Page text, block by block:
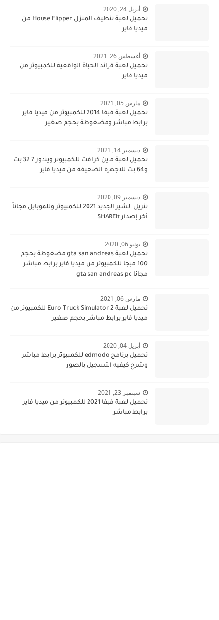
أبريل 24, 2020
تحميل لعبة تنظيف المنزل House Flipper من
ميديا فاير
أغسطس 26, 2021
تحميل لعبة قراند الحياة الواقعية للكمبيوتر من
ميديا فاير
مارس 05, 2021
تحميل لعبة فيفا 2014 للكمبيوتر من ميديا فاير
برابط مباشر ومضغوطة بحجم صغير
ديسمبر 14, 2021
تحميل لعبة ماين كرافت للكمبيوتر ويندوز 7 32 بت
و64 بت للاجهزة الضعيفة من ميديا فاير
ديسمبر 09, 2020
تنزيل الشير الجديد 2021 للكمبيوتر وللموبايل مجاناً
أخر إصدار SHAREit
يونيو 06, 2020
تحميل لعبة gta san andreas مضغوطة بحجم
100 ميجا للكمبيوتر من ميديا فاير برابط مباشر
مجانا gta san andreas pc
مارس 06, 2021
تحميل لعبة Euro Truck Simulator 2 للكمبيوتر من
ميديا فاير برابط مباشر بحجم صغير
أبريل 04, 2020
تحميل برنامج edmodo للكمبيوتر برابط مباشر
وشرح كيفيه التسجيل بالصور
سبتمبر 23, 2021
تحميل لعبة فيفا 2021 للكمبيوتر من ميديا فاير
برابط مباشر